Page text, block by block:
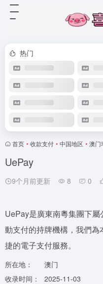
热门
首页 • 收款支付 • 中国地区 • 澳门
UePay
9个月前更新 8 0
UePay是廣東南粵集團下
動支付的持牌機構，我們
捷的電子支付服務。
所在地：
澳门
收录时间：
2025-11-03